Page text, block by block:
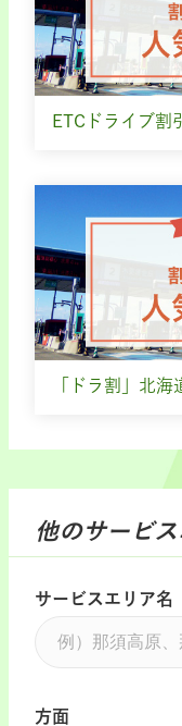
ETCドライブ割
「ドラ割」北
他のサービ
サービスエリア名
方面